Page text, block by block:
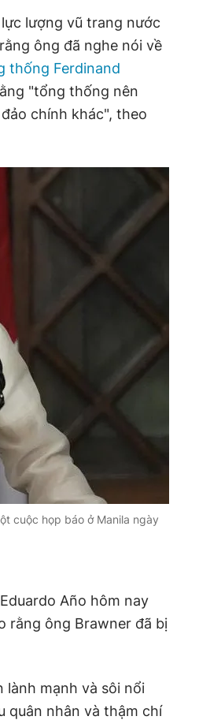
lượng vũ trang nước
ông đã nghe nói về
thống Ferdinand
"tổng thống nên
chính khác", theo
cuộc họp báo ở Manila ngày
Eduardo Año hôm nay
rằng ông Brawner đã bị
mạnh và sôi nổi
quân nhân và thậm chí